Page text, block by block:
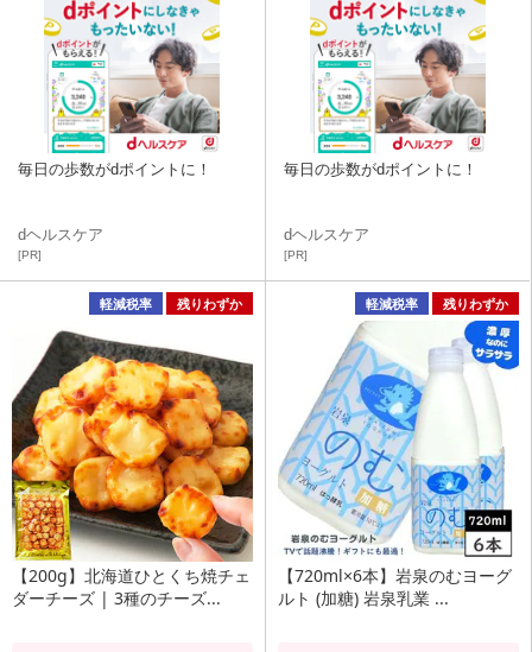
毎日の歩数がdポイントに！
dヘルスケア
[PR]
毎日の歩数がdポイントに！
dヘルスケア
[PR]
軽減税率 残りわずか
【200g】北海道ひとくち焼チェ
ダーチーズ | 3種のチーズ...
軽減税率 残りわずか
【720ml×6本】岩泉のむヨーグ
ルト (加糖) 岩泉乳業 ...